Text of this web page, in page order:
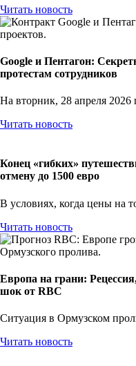
Читать новость
Google и Пентагон:
протестам сотрудников
На вторник, 28 апреля 2026
Читать новость
Конец «гибких»
отмену до 1500 евро
В условиях, когда цены на
Читать новость
Европа на грани:
шок от RBC
Ситуация в Ормузском
Читать новость